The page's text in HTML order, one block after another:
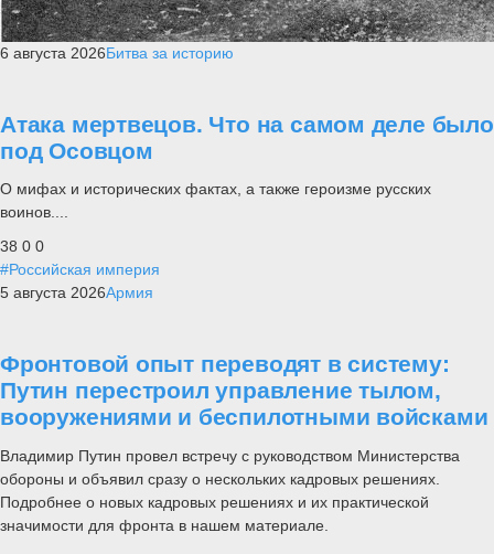
6 августа 2026Битва за историю
Атака мертвецов. Что на самом деле было
под Осовцом
О мифах и исторических фактах, а также героизме русских
воинов....
38 0 0
#Российская империя
5 августа 2026Армия
Фронтовой опыт переводят в систему:
Путин перестроил управление тылом,
вооружениями и беспилотными войсками
Владимир Путин провел встречу с руководством Министерства
обороны и объявил сразу о нескольких кадровых решениях.
Подробнее о новых кадровых решениях и их практической
значимости для фронта в нашем материале.